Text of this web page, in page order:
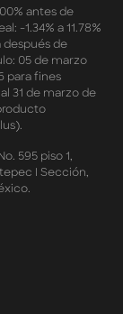
Enero -
y SplitK
de
antes de
-1.34% a 11.78%
después de
05 de marzo
para fines
31 de marzo de
595 piso 1,
I Sección,